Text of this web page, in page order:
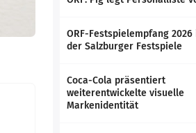
ORF-Festspielempfang
der Salzburger Festspiele
Coca-Cola präsentiert
weiterentwickelte visuelle
Markenidentität